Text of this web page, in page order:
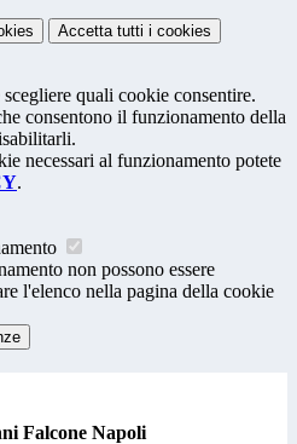
Accetta tutti i cookies
quali cookie consentire.
consentono il funzionamento della
necessari al funzionamento potete
.
non possono essere
l'elenco nella pagina della cookie
Falcone Napoli